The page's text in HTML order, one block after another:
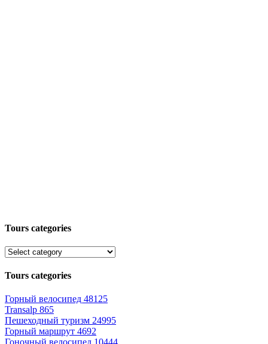
Tours categories
Tours categories
Горный велосипед 48125
Transalp 865
Пешеходный туризм 24995
Горный маршрут 4692